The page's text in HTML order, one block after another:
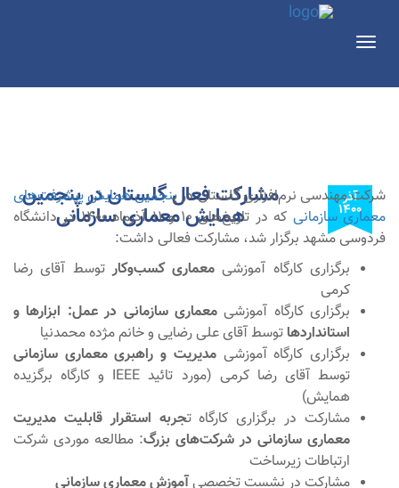
Toggle
آذر
۱۴۰۰ مشارکت فعال گلستان در پنجمین
همایش معماری سازمانی
شرکت مهندسی نرم‌افزاری گلستان در پنجمین همایش پیشرفت‌های
معماری سازمانی
که در تاریخ‌های 10 و 11 آذرماه 1400 در دانشگاه
فردوسی مشهد برگزار شد، مشارکت فعالی داشت:
برگزاری کارگاه آموزشی معماری کسب‌وکارتوسط آقای رضا
کرمی
برگزاری کارگاه آموزشیمعماری سازمانی در عمل: ابزارها و
استانداردها توسط آقای علی رضایی و خانم مژده محمدنیا
برگزاری کارگاه آموزشیمدیریت و راهبری معماری سازمانی
توسط آقای رضا کرمی (مورد تائید IEEE و کارگاه برگزیده
همایش)
مشارکت در برگزاری کارگاه تجربه استقرار قابلیت مدیریت
معماری سازمانی در شرکت‌های بزرگ: مطالعه موردی شرکت
ارتباطات زیرساخت
مشارکت در نشست تخصصیآموزش معماری سازمانی